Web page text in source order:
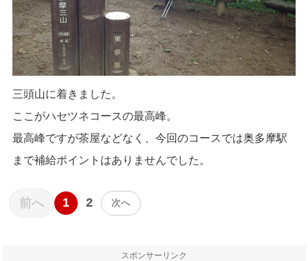
三頭山に着きました。
ここがハセツネコースの最高峰。
最高峰ですが茶屋などなく、今回のコースでは奥多摩駅
まで補給ポイントはありませんでした。
前へ 1 2 次へ
スポンサーリンク